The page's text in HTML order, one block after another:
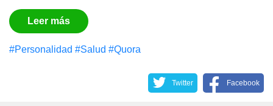
Leer más
#Personalidad #Salud #Quora
Twitter Facebook